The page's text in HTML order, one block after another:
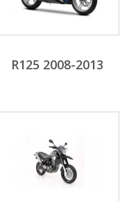
R125 2008-2013